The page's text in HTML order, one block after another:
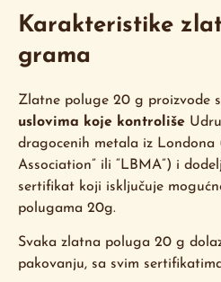
Karakteristike
grama
Zlatne poluge 20 g proizvode
uslovima koje kontroliše
dragocenih metala iz Londona
Association” ili “LBMA”) i
sertifikat koji isključuje
polugama 20g.
Svaka zlatna poluga 20 g
pakovanju, sa svim